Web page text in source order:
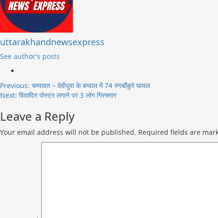
uttarakhandnewsexpress
See author's posts
Post
navigation
Previous: चम्पावत – देवीधुरा के बग्वाल में 74 रणबाँकुरे घायल
Next: विवादित पोस्टर लगाने पर 3 लोग गिरफ्तार
Leave a Reply
Your email address will not be published. Required fields are